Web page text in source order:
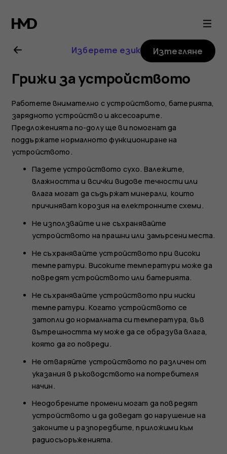
Ръководство
на
потребителя
за
Nokia
G21
Изберете език Изтегляне
Грижи за устройството
Работете внимателно с устройството, батерията,
зарядното устройство и аксесоарите.
Предложенията по-долу ще ви помогнат да
поддържате нормалното функциониране на
устройството.
Пазете устройството сухо. Валежите,
влажността и всички видове течности или
влага могат да съдържат минерали, които
причиняват корозия на електронните схеми.
Не използвайте и не съхранявайте
устройството на прашни или замърсени места.
Не съхранявайте устройството при високи
температури. Високите температури може да
повредят устройството или батерията.
Не съхранявайте устройството при ниски
температури. Когато устройството се
затопли до нормалната си температура, във
вътрешността му може да се образува влага,
която да го повреди.
Не отваряйте устройството по различен от
указания в ръководството на потребителя
начин.
Неодобрените промени могат да повредят
устройството и да доведат до нарушение на
законите и разпоредбите, приложими към
радиосъоръженията.